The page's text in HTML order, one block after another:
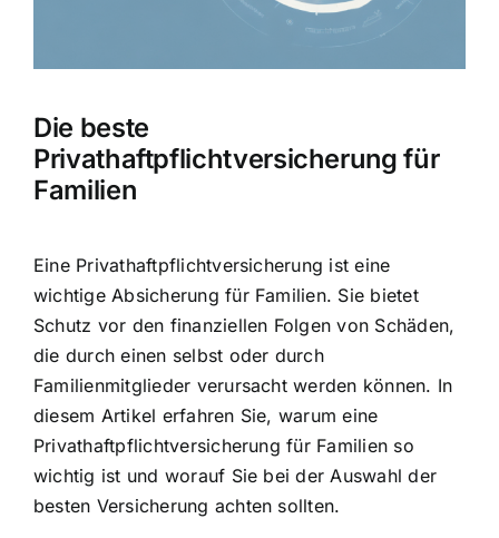
Weitere Tarifvergleiche
Hilfe und Kontakt
Die beste
Privathaftpflichtversicherung für
Familien
Eine Privathaftpflichtversicherung ist eine
wichtige Absicherung für Familien. Sie bietet
Schutz vor den finanziellen Folgen von Schäden,
die durch einen selbst oder durch
Familienmitglieder verursacht werden können. In
diesem Artikel erfahren Sie, warum eine
Privathaftpflichtversicherung für Familien so
wichtig ist und worauf Sie bei der Auswahl der
besten Versicherung achten sollten.